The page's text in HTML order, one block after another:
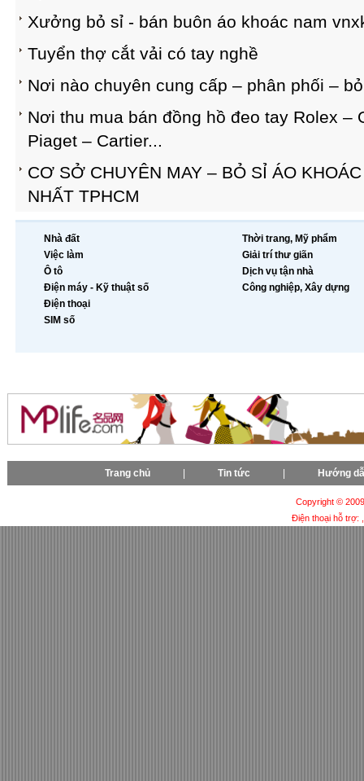
Xưởng bỏ sỉ - bán buôn áo khoác nam
Tuyển thợ cắt vải có tay nghề
Nơi nào chuyên cung cấp – phân phối –
Nơi thu mua bán đồng hồ đeo tay Rolex –
Piaget – Cartier...
CƠ SỞ CHUYÊN MAY – BỎ SỈ ÁO
NHẤT TPHCM
Nhà đất
Việc làm
Ô tô
Điện máy - Kỹ thuật số
Điện thoại
SIM số
Thời trang, Mỹ phẩm
Giải trí thư giãn
Dịch vụ tận nhà
Công nghiệp, Xây dựng
Trang chủ Tin tức Hướng
Copyright ©
Điện thoại hỗ trợ: